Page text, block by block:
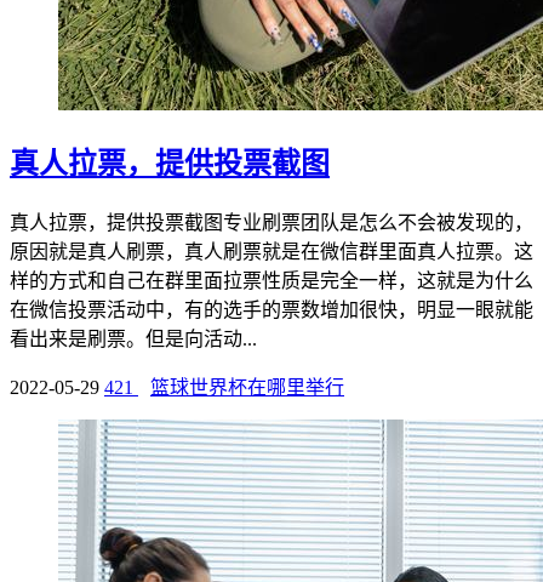
真人拉票，提供投票截图
真人拉票，提供投票截图专业刷票团队是怎么不会被发现的，
原因就是真人刷票，真人刷票就是在微信群里面真人拉票。这
样的方式和自己在群里面拉票性质是完全一样，这就是为什么
在微信投票活动中，有的选手的票数增加很快，明显一眼就能
看出来是刷票。但是向活动...
2022-05-29 421 篮球世界杯在哪里举行